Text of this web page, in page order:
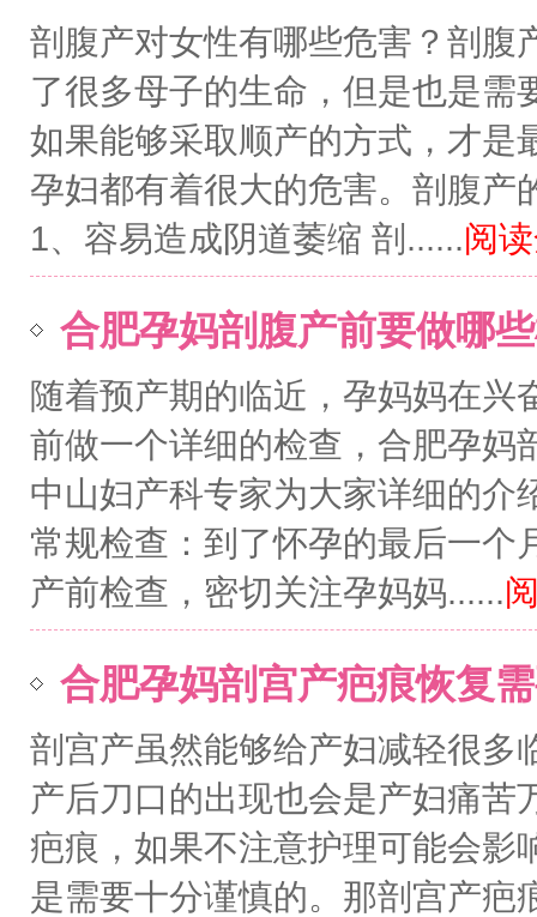
剖腹产对女性有哪些危害？剖腹
了很多母子的生命，但是也是需
如果能够采取顺产的方式，才是
孕妇都有着很大的危害。剖腹产
1、容易造成阴道萎缩 剖......阅
合肥孕妈剖腹产前要做哪
随着预产期的临近，孕妈妈在
前做一个详细的检查，合肥孕妈
中山妇产科专家为大家详细的介
常规检查：到了怀孕的最后一个
产前检查，密切关注孕妈妈......
合肥孕妈剖宫产疤痕恢复
剖宫产虽然能够给产妇减轻很多
产后刀口的出现也会是产妇痛苦
疤痕，如果不注意护理可能会影
是需要十分谨慎的。那剖宫产疤